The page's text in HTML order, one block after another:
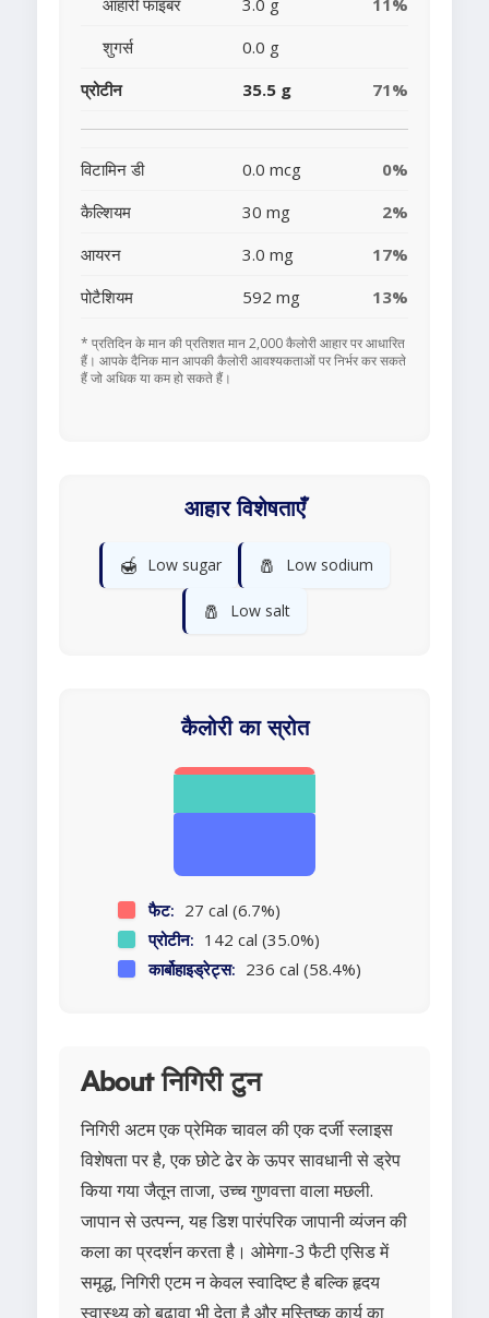
आहारी फाइबर 3.0 g
11%
शुगर्स
0.0 g
प्रोटीन
35.5 g 71%
विटामिन डी 0.0 mcg
0%
कैल्शियम
30 mg
2%
आयरन
3.0 mg
17%
पोटैशियम
592 mg 13%
* प्रतिदिन के मान की प्रतिशत मान 2,000 कैलोरी आहार पर आधारित
हैं। आपके दैनिक मान आपकी कैलोरी आवश्यकताओं पर निर्भर कर सकते
हैं जो अधिक या कम हो सकते हैं।
आहार विशेषताएँ
🍯 Low sugar 🧂 Low sodium
🧂 Low salt
कैलोरी का स्रोत
फैट: 27 cal (6.7%)
प्रोटीन: 142 cal (35.0%)
कार्बोहाइड्रेट्स: 236 cal (58.4%)
About निगिरी टुन
निगिरी अटम एक प्रेमिक चावल की एक दर्जी स्लाइस
विशेषता पर है, एक छोटे ढेर के ऊपर सावधानी से ड्रेप
किया गया जैतून ताजा, उच्च गुणवत्ता वाला मछली.
जापान से उत्पन्न, यह डिश पारंपरिक जापानी व्यंजन की
कला का प्रदर्शन करता है। ओमेगा-3 फैटी एसिड में
समृद्ध, निगिरी एटम न केवल स्वादिष्ट है बल्कि हृदय
स्वास्थ्य को बढ़ावा भी देता है और मस्तिष्क कार्य का